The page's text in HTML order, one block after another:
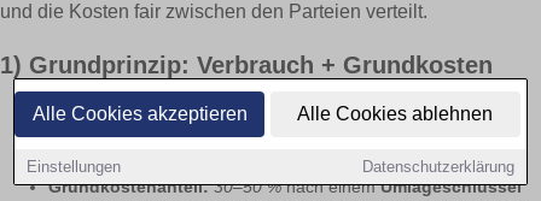
Alle Cookies akzeptieren Alle Cookies ablehnen
Einstellungen Datenschutzerklärung
und die Kosten fair zwischen den Parteien verteilt.
1) Grundprinzip: Verbrauch + Grundkosten
Verbrauchsanteil:i. d. R. 50–70 % der Gesamtkosten nach
gemessenem Verbrauch (Heizkostenverteiler,
Wärmemengenzähler, HKV, etc.).
Grundkostenanteil: 30–50 %nach einemUmlageschlüssel